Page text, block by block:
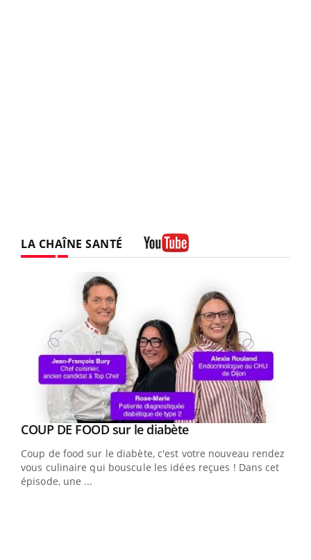
LA CHAÎNE SANTÉ
Youtube
COUP DE FOOD sur le diabèteYoutube
Coup de food sur le diabète, c'est votre nouveau rendez-
vous culinaire qui bouscule les idées reçues ! Dans cet
épisode, une ...